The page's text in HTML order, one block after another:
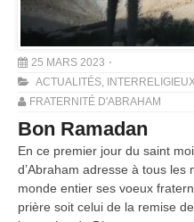
25 MARS 2023
ACTUALITÉS,
FRATERNITÉ D'ABRAHAM
Bon Ramadan
En ce premier jour du saint
d’Abraham adresse à tous les
monde entier ses voeux
prière soit celui de la remise